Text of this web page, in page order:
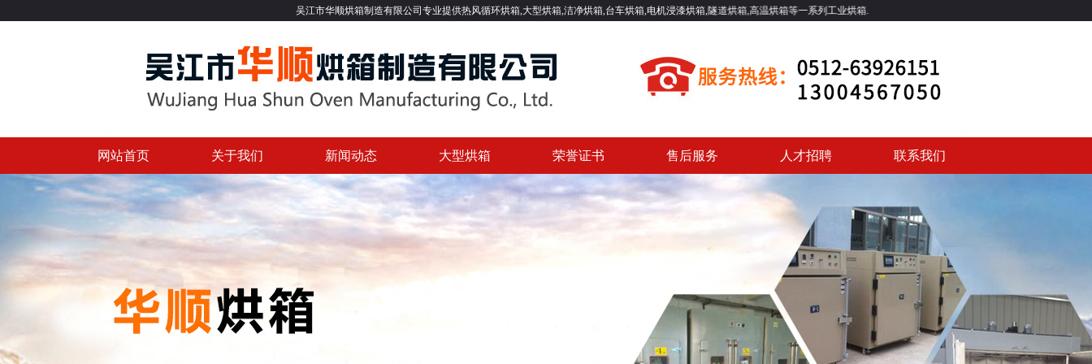
吴江市华顺烘箱制造有限公司专业提供热风循环烘箱,大型烘箱,洁净烘箱,台车烘箱,电机浸漆烘箱,隧道烘箱,高温烘箱等一系列工业烘箱.
网站首页 关于我们 新闻动态 大型烘箱 荣誉证书 售后服务 人才招聘 联系我们